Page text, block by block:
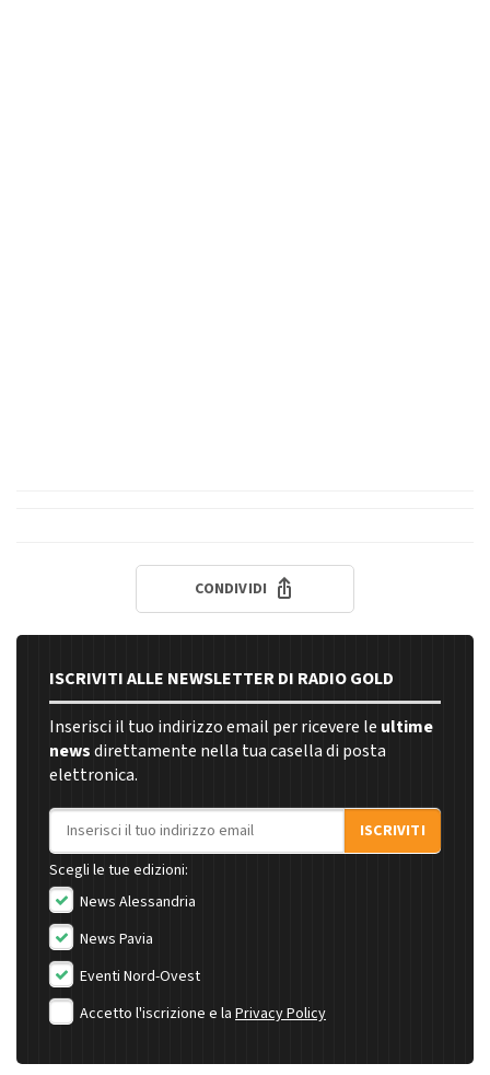
CONDIVIDI
ISCRIVITI ALLE NEWSLETTER DI RADIO GOLD
Inserisci il tuo indirizzo email per ricevere le ultime
newsdirettamente nella tua casella di posta
elettronica.
Indirizzo email
ISCRIVITI
Scegli le tue edizioni:
News Alessandria
News Pavia
Eventi Nord-Ovest
Accetto l'iscrizione e la Privacy Policy